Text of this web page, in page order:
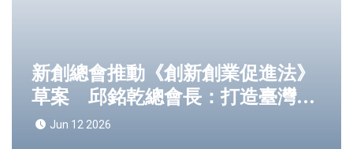
新創總會推動《創新創業促進法》
草案 邱銘乾總會長：打造臺灣下
一個十年創新成長引擎
Jun 12 2026